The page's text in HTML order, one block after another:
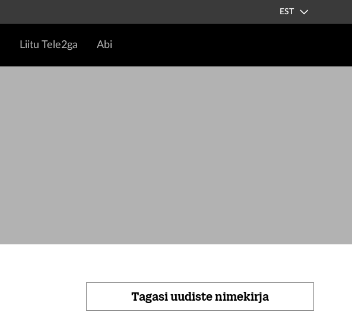
EST
Liitu Tele2ga Abi
Tagasi uudiste nimekirja